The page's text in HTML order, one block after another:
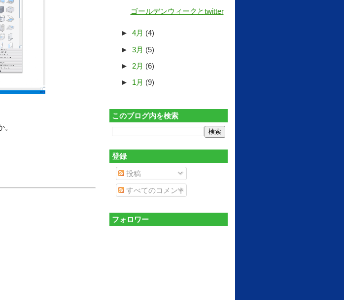
ゴールデンウィークとtwitter
► 4月 (4)
► 3月 (5)
► 2月 (6)
► 1月 (9)
このブログ内を検索
登録
投稿
すべてのコメント
フォロワー